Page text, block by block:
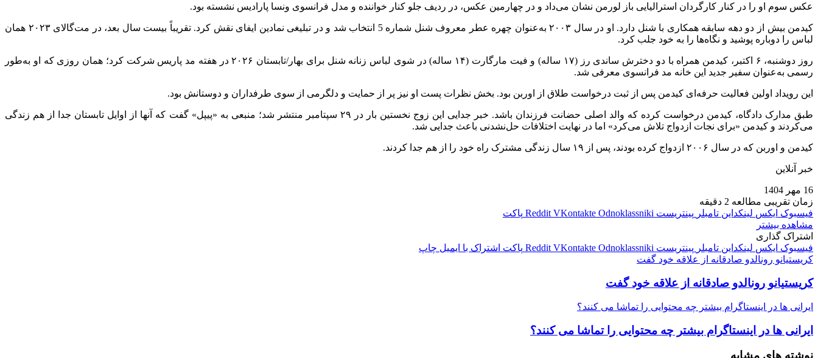
عکس سوم او را در کنار کارگردان استرالیایی باز لورمن نشان می‌داد و در چهارمین عکس، در ردیف جلو کنار خواننده و مدل فرانسوی ونسا پارادیس نشسته بود.
کیدمن بیش از دو دهه سابقه همکاری با شنل دارد. او در سال ۲۰۰۳ به‌عنوان چهره عطر معروف شنل شماره 5 انتخاب شد و در تبلیغی نمادین ایفای نقش کرد. تقریباً بیست سال بعد، در مت‌گالای ۲۰۲۳ همان
لباس را دوباره پوشید و نگاه‌ها را به خود جلب کرد.
روز دوشنبه، ۶ اکتبر، کیدمن همراه با دو دخترش ساندی رز (۱۷ ساله) و فیت مارگارت (۱۴ ساله) در شوی لباس زنانه شنل برای بهار/تابستان ۲۰۲۶ در هفته مد پاریس شرکت کرد؛ همان روزی که او به‌طور
رسمی به‌عنوان سفیر جدید این خانه مد فرانسوی معرفی شد.
این رویداد اولین فعالیت حرفه‌ای کیدمن پس از ثبت درخواست طلاق از اوربن بود. بخش نظرات پست او نیز پر از حمایت و دلگرمی از سوی طرفداران و دوستانش بود.
طبق مدارک دادگاه، کیدمن درخواست کرده که والد اصلی حضانت فرزندان باشد. خبر جدایی این زوج نخستین بار در ۲۹ سپتامبر منتشر شد؛ منبعی به «پیپل» گفت که آنها از اوایل تابستان جدا از هم زندگی
می‌کردند و کیدمن «برای نجات ازدواج تلاش می‌کرد» اما در نهایت اختلافات حل‌نشدنی باعث جدایی شد.
کیدمن و اوربن که در سال ۲۰۰۶ ازدواج کرده بودند، پس از ۱۹ سال زندگی مشترک راه خود را از هم جدا کردند.
خبر آنلاین
16 مهر 1404
زمان تقریبی مطالعه 2 دقیقه
فیسبوک ایکس لینکداین تامبلر پینتریست Reddit VKontakte Odnoklassniki
پاکت
مشاهده بیشتر
اشتراک گذاری
فیسبوک ایکس لینکداین تامبلر پینتریست Reddit VKontakte Odnoklassniki پاکت اشتراک با ایمیل چاپ
کریستیانو رونالدو صادقانه از علاقه خود گفت
کریستیانو رونالدو صادقانه از علاقه خود گفت
ایرانی‌ ها در اینستاگرام بیشتر چه محتوایی را تماشا می کنند؟
ایرانی‌ ها در اینستاگرام بیشتر چه محتوایی را تماشا می کنند؟
نوشته های مشابه